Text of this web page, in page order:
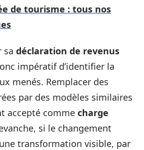
de tourisme : tous nos
sa déclaration de revenus
impératif d’identifier la
menés. Remplacer des
par des modèles similaires
accepté comme charge
si le changement
transformation visible, par